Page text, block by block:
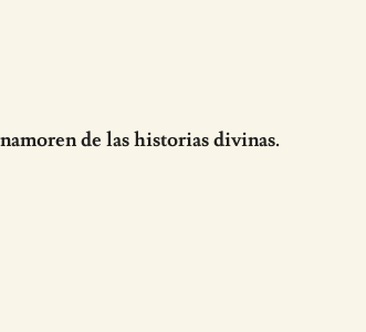
de las historias divinas.